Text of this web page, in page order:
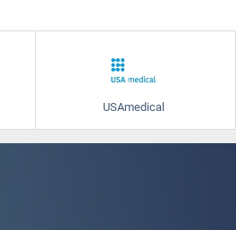
USAmedical